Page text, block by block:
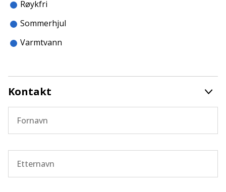
fartstid i bobilbransjen. På Øysand, rett sør for
Trondheim har vi trøndelags råeste caravan-verksted,
og utfører alt av reparasjon på både bil- og bodel.
Røykfri
Sommerhjul
Varmtvann
Kontakt